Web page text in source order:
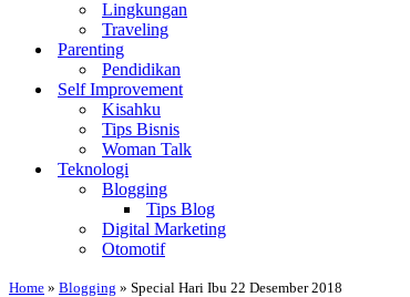
Lingkungan
Traveling
Parenting
Pendidikan
Self Improvement
Kisahku
Tips Bisnis
Woman Talk
Teknologi
Blogging
Tips Blog
Digital Marketing
Otomotif
Home » Blogging » Special Hari Ibu 22 Desember 2018